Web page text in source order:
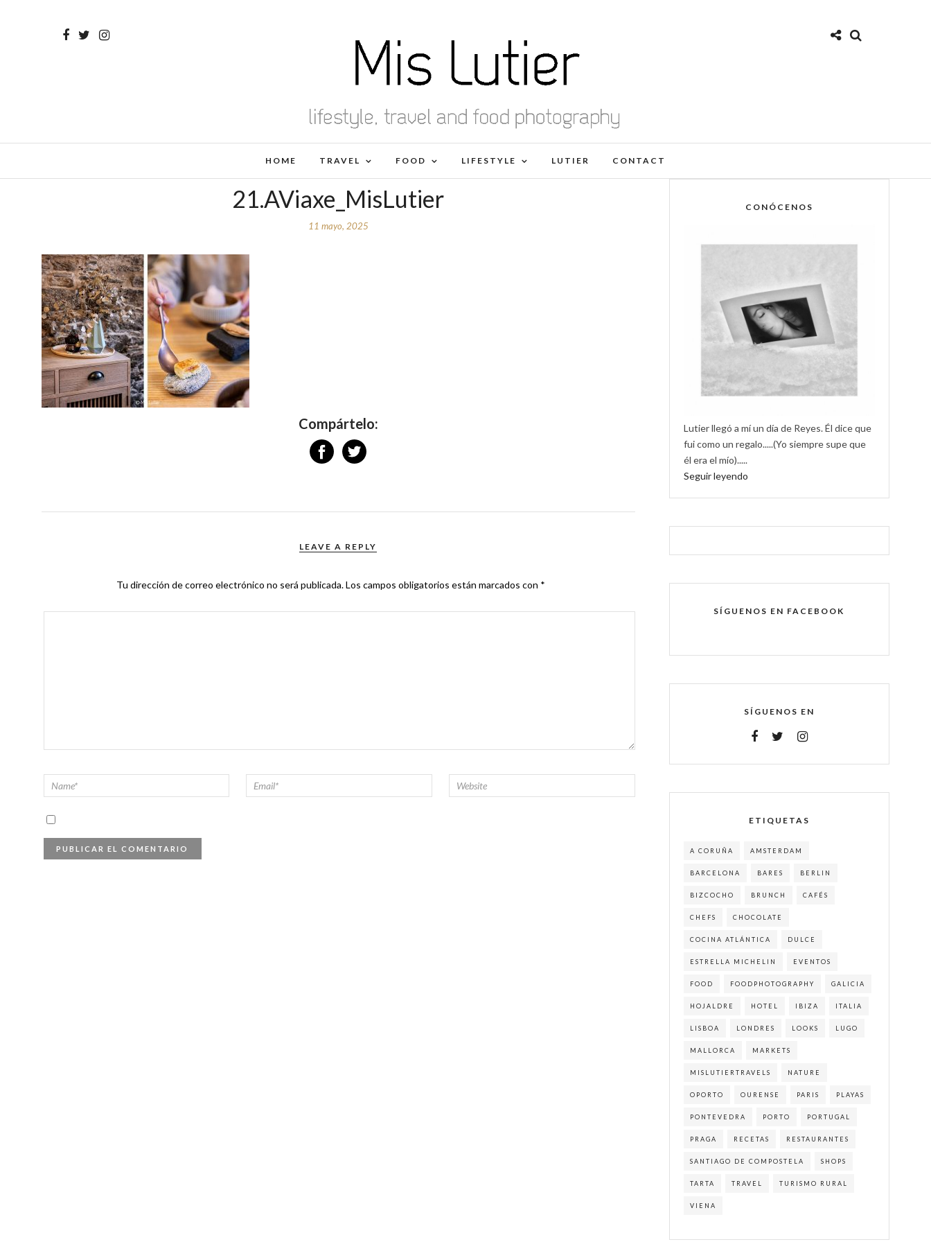
HOME TRAVEL FOOD LIFESTYLE LUTIER CONTACT
21.AViaxe_MisLutier
11 mayo, 2025
Compártelo:
LEAVE A REPLY
Tu dirección de correo electrónico no será publicada.Los campos obligatorios están marcados con *
CONÓCENOS
Lutier llegó a mí un día de Reyes. Él dice que
fui como un regalo.....(Yo siempre supe que
él era el mío).....
Seguir leyendo
SÍGUENOS EN FACEBOOK
SÍGUENOS EN
ETIQUETAS
A CORUÑA AMSTERDAM
BARCELONA BARES BERLIN
BIZCOCHO BRUNCH CAFÉS
CHEFS CHOCOLATE
COCINA ATLÁNTICA DULCE
ESTRELLA MICHELIN EVENTOS
FOOD FOODPHOTOGRAPHY GALICIA
HOJALDRE HOTEL IBIZA ITALIA
LISBOA LONDRES LOOKS LUGO
MALLORCA MARKETS
MISLUTIERTRAVELS NATURE
OPORTO OURENSE PARIS PLAYAS
PONTEVEDRA PORTO PORTUGAL
PRAGA RECETAS RESTAURANTES
SANTIAGO DE COMPOSTELA SHOPS
TARTA TRAVEL TURISMO RURAL
VIENA